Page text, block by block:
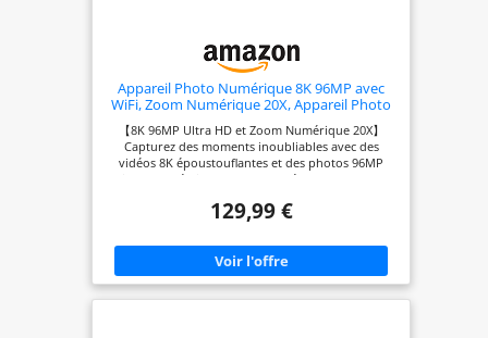
Appareil Photo Numérique 8K 96MP avec
WiFi, Zoom Numérique 20X, Appareil Photo
avec Autofocus et Stabilisation Anti-Shake,
Écran Rabattable 3,5" 180°, Carte SD 32GB et
2 Batteries
【8K 96MP Ultra HD et Zoom Numérique 20X】
Capturez des moments inoubliables avec des
vidéos 8K époustouflantes et des photos 96MP
riches en détails, aux couleurs éclatantes et aux
numérique produit des images plus naturelles et
Grâce au zoom numérique 20X, vous pouvez
facilement photographier des paysages lointains
ainsi que les moindres détails, ce qui en fait un
choix idéal pour les créateurs de contenu sur
129,99 €